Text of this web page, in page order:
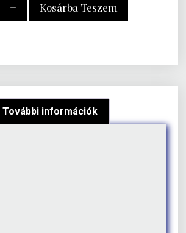
+ Kosárba Teszem
További információk